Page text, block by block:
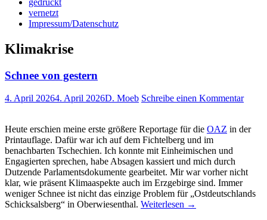
vernetzt
Impressum/Datenschutz
Klimakrise
Schnee von gestern
4. April 20264. April 2026D. Moeb Schreibe einen Kommentar
Heute erschien meine erste größere Reportage für die OAZ in der
Printauflage. Dafür war ich auf dem Fichtelberg und im
benachbarten Tschechien. Ich konnte mit Einheimischen und
Engagierten sprechen, habe Absagen kassiert und mich durch
Dutzende Parlamentsdokumente gearbeitet. Mir war vorher nicht
klar, wie präsent Klimaaspekte auch im Erzgebirge sind. Immer
weniger Schnee ist nicht das einzige Problem für „Ostdeutschlands
Schicksalsberg“ in Oberwiesenthal. Weiterlesen →